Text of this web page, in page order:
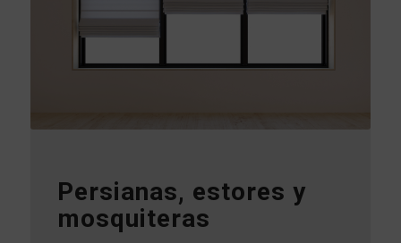
Persianas, estores y
mosquiteras